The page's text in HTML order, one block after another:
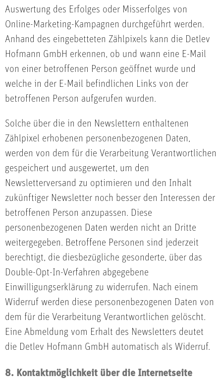
Auswertung des Erfolges oder Misserfolges von
Online-Marketing-Kampagnen durchgeführt werden.
Anhand des eingebetteten Zählpixels kann die Detlev
Hofmann GmbH erkennen, ob und wann eine E-Mail
von einer betroffenen Person geöffnet wurde und
welche in der E-Mail befindlichen Links von der
betroffenen Person aufgerufen wurden.
Solche über die in den Newslettern enthaltenen
Zählpixel erhobenen personenbezogenen Daten,
werden von dem für die Verarbeitung Verantwortlichen
gespeichert und ausgewertet, um den
Newsletterversand zu optimieren und den Inhalt
zukünftiger Newsletter noch besser den Interessen der
betroffenen Person anzupassen. Diese
personenbezogenen Daten werden nicht an Dritte
weitergegeben. Betroffene Personen sind jederzeit
berechtigt, die diesbezügliche gesonderte, über das
Double-Opt-In-Verfahren abgegebene
Einwilligungserklärung zu widerrufen. Nach einem
Widerruf werden diese personenbezogenen Daten von
dem für die Verarbeitung Verantwortlichen gelöscht.
Eine Abmeldung vom Erhalt des Newsletters deutet
die Detlev Hofmann GmbH automatisch als Widerruf.
8. Kontaktmöglichkeit über die Internetseite